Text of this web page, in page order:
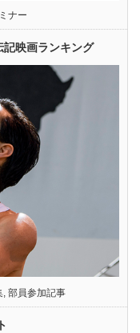
ナー
記映画ランキング
, 部員参加記事